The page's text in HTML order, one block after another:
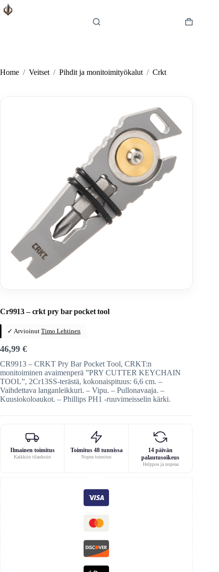
Skip
to
Shopping
Home / Veitset / Pihdit ja monitoimityökalut / Crkt
Cr9913 – crkt pry bar pocket tool
✓ Arvioinut Timo Lehtinen
46,99 €
CR9913 – CRKT Pry Bar Pocket Tool, CRKT:n
monitoiminen avaimenperä ”PRY CUTTER KEYCHAIN
TOOL”, 2Cr13SS-terästä, kokonaispituus: 6,6 cm. –
Vaihdettava langanleikkuri. – Vipu. – Pullonavaaja. –
Kuusiokoloaukot. – Phillips PH1 -ruuvimeisselin kärki.
Ilmainen toimitus
Kaikkiin tilauksiin
Toimitus 48 tunnissa
Nopea toimitus
14 päivän
palautusoikeus
Helppoa ja nopeaa